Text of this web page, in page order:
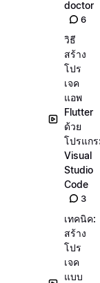
doctor
6
วิธี
สร้าง
โปร
เจค
แอพ
Flutter
ด้วย
โปรแก
Visual
Studio
Code
3
เทคนิค:
สร้าง
โปร
เจค
แบบ